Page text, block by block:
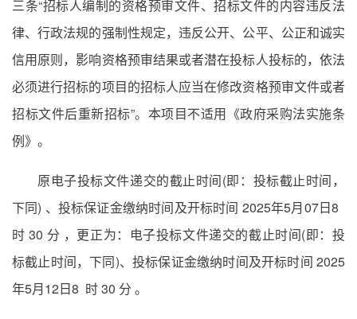
三条“招标人编制的资格预审文件、招标文件的内容违反法
律、行政法规的强制性规定，违反公开、公平、公正和诚实
信用原则，影响资格预审结果或者潜在投标人投标的，依法
必须进行招标的项目的招标人应当在修改资格预审文件或者
招标文件后重新招标”。本项目不适用《政府采购法实施条
例》。
原电子投标文件递交的截止时间(即：投标截止时间，
下同) 、投标保证金缴纳时间及开标时间 2025年5月07日8
时 30 分 ，更正为：电子投标文件递交的截止时间(即：投
标截止时间，下同)、投标保证金缴纳时间及开标时间 2025
年5月12日8 时 30 分 。